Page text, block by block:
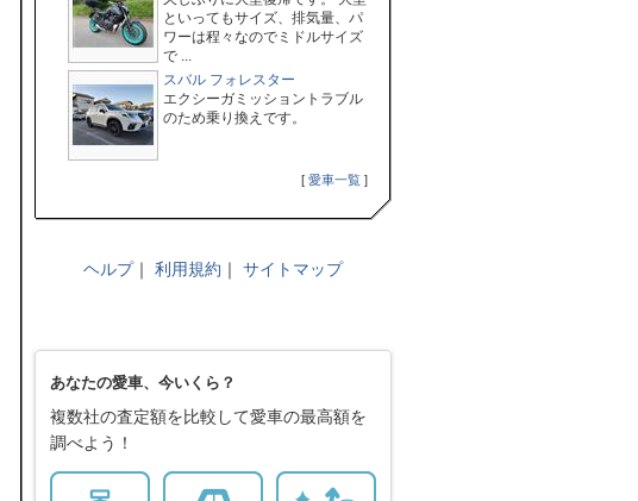
といってもサイズ、排気量、パ
ワーは程々なのでミドルサイズ
で ...
スバル フォレスター
エクシーガミッショントラブル
のため乗り換えです。
[ 愛車一覧 ]
ヘルプ｜ 利用規約 ｜ サイトマップ
あなたの愛車、今いくら？
複数社の査定額を比較して愛車の最高額を
調べよう！